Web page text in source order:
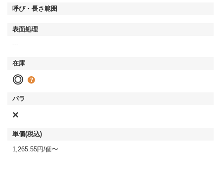
---
◎
×
1,265.55円/個〜